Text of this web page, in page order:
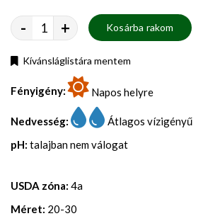
- + Kosárba rakom
Kívánsláglistára mentem
Fényigény: Napos helyre
Nedvesség:
Átlagos vízigényű
pH: talajban nem válogat
USDA zóna: 4a
Méret: 20-30